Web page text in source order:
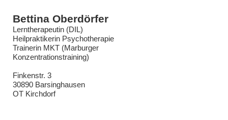
Bettina Oberdörfer
Lerntherapeutin (DIL)
Heilpraktikerin Psychotherapie
Trainerin MKT (Marburger
Konzentrationstraining)
Finkenstr. 3
30890 Barsinghausen
OT Kirchdorf